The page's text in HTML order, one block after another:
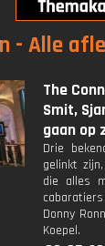
- Alle
The
Smit,
gaan op
Drie
gelinkt
die alles
Donny
Koepel.